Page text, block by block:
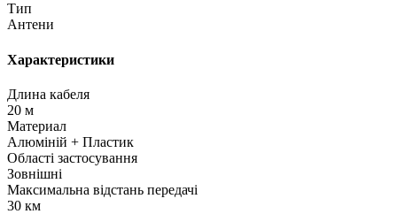
Тип
Антени
Характеристики
Длина кабеля
20 м
Материал
Алюміній + Пластик
Області застосування
Зовнішні
Максимальна відстань передачі
30 км